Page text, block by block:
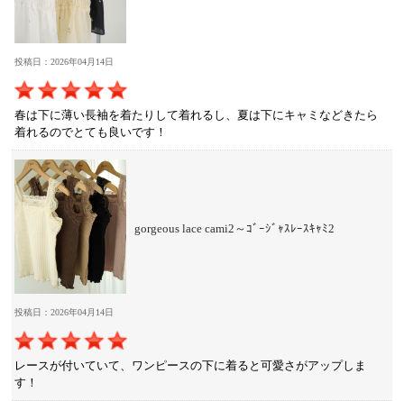
投稿日：2026年04月14日
春は下に薄い長袖を着たりして着れるし、夏は下にキャミなどきたら
着れるのでとても良いです！
gorgeous lace cami2～ｺﾞｰｼﾞｬｽﾚｰｽｷｬﾐ2
投稿日：2026年04月14日
レースが付いていて、ワンピースの下に着ると可愛さがアップしま
す！